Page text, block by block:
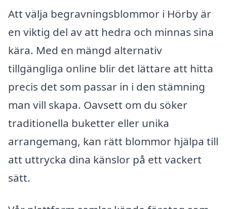
Att välja begravningsblommor i Hörby är
en viktig del av att hedra och minnas sina
kära. Med en mängd alternativ
tillgängliga online blir det lättare att hitta
precis det som passar in i den stämning
man vill skapa. Oavsett om du söker
traditionella buketter eller unika
arrangemang, kan rätt blommor hjälpa till
att uttrycka dina känslor på ett vackert
sätt.